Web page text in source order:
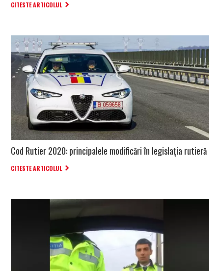
CITESTE ARTICOLUL
Cod Rutier 2020: principalele modificări în legislația rutieră
CITESTE ARTICOLUL